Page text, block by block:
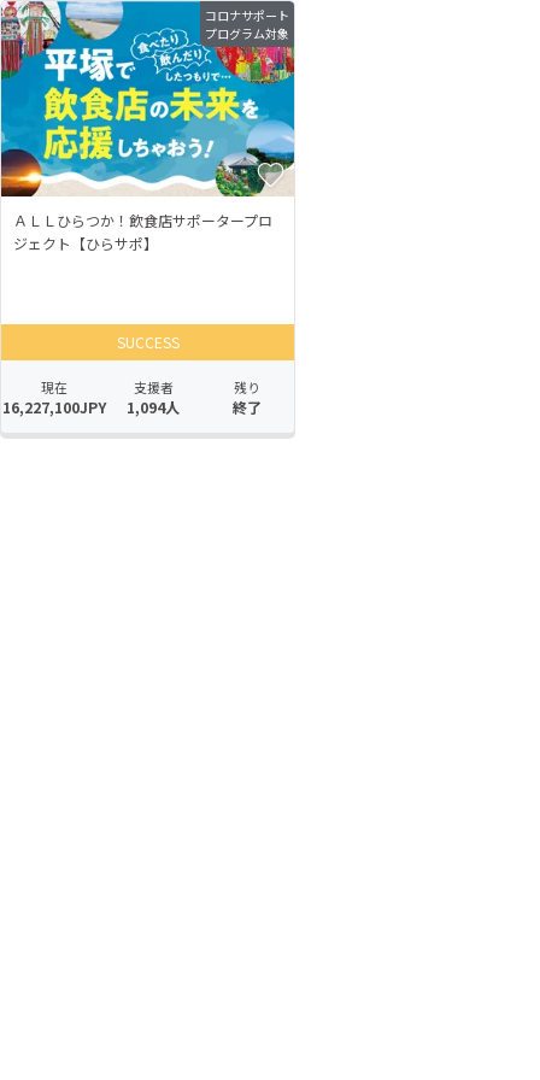
コロナサポート
プログラム対象
ＡＬＬひらつか！飲食店サポータープロ
ジェクト【ひらサポ】
SUCCESS
現在
16,227,100JPY
支援者
1,094人
残り
終了